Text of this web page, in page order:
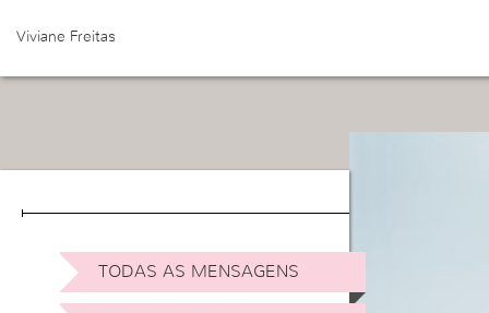
Viviane Freitas
TODAS AS MENSAGENS